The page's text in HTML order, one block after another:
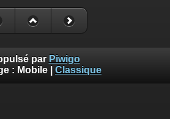
par Piwigo
: Mobile Classique